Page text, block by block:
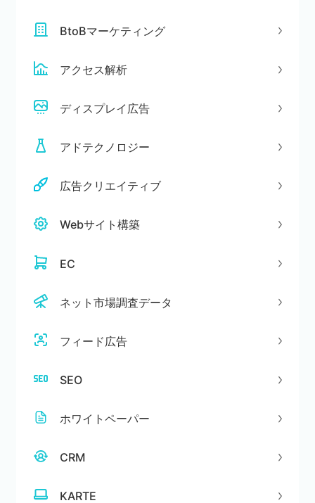
BtoBマーケティング
アクセス解析
ディスプレイ広告
アドテクノロジー
広告クリエイティブ
Webサイト構築
EC
ネット市場調査データ
フィード広告
SEO
ホワイトペーパー
CRM
KARTE